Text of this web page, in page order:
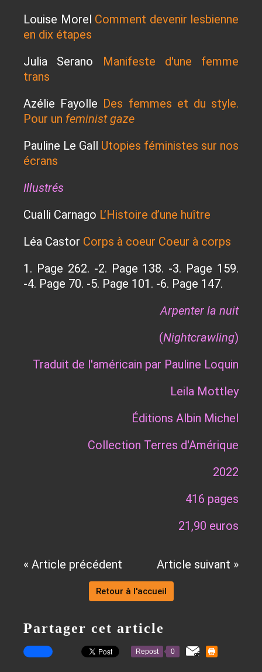
Louise Morel Comment devenir lesbienne
en dix étapes
Julia Serano
Manifeste d'une femme
trans
Azélie Fayolle Des femmes et du style.
Pour un feminist gaze
Pauline Le Gall Utopies féministes sur nos
écrans
Illustrés
Cualli Carnago L’Histoire d’une huître
Léa Castor Corps à coeur Coeur à corps
1. Page 262. -2. Page 138. -3. Page 159.
-4. Page 70. -5. Page 101. -6. Page 147.
Arpenter la nuit
(Nightcrawling)
Traduit de l'américain par Pauline Loquin
Leila Mottley
Éditions Albin Michel
Collection Terres d'Amérique
2022
416 pages
21,90 euros
« Article précédent Article suivant »
Retour à l'accueil
Partager cet article
Repost 0